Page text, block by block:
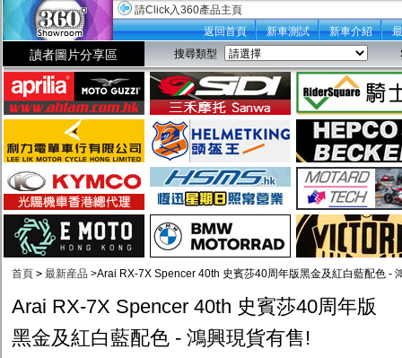
請Click入360產品主頁
返回首頁
新車測試 新車介紹
讀者圖片分享區 搜尋類型
首頁 > 最新産品 >Arai RX-7X Spencer 40th 史賓莎40周年版黑金及紅白藍配色 -
Arai RX-7X Spencer 40th 史賓莎40周年版
黑金及紅白藍配色 - 鴻興現貨有售!